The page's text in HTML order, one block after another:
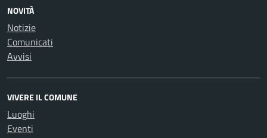
NOVITÀ
Notizie
Comunicati
Avvisi
VIVERE IL COMUNE
Luoghi
Eventi